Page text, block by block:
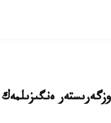
ەنگىزىلمەك